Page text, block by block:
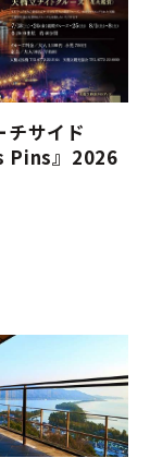
チサイド
Pins』2026